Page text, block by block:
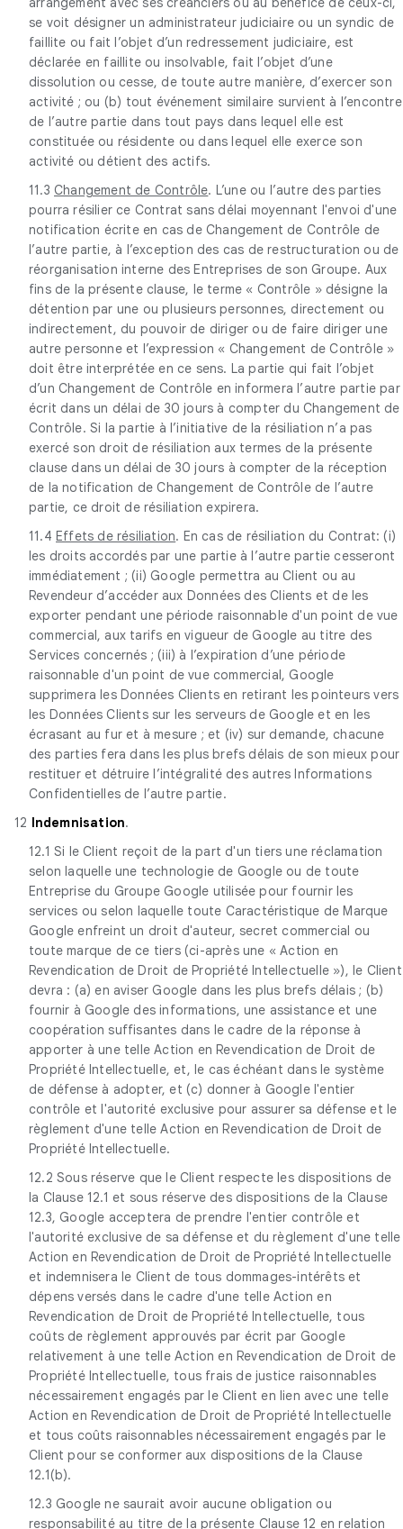
se voit désigner un administrateur judiciaire ou un syndic de
faillite ou fait l’objet d’un redressement judiciaire, est
déclarée en faillite ou insolvable, fait l’objet d’une
dissolution ou cesse, de toute autre manière, d’exercer son
activité ; ou (b) tout événement similaire survient à l’encontre
de l’autre partie dans tout pays dans lequel elle est
constituée ou résidente ou dans lequel elle exerce son
activité ou détient des actifs.
11.3 Changement de Contrôle. L’une ou l’autre des parties
pourra résilier ce Contrat sans délai moyennant l'envoi d'une
notification écrite en cas de Changement de Contrôle de
l’autre partie, à l’exception des cas de restructuration ou de
réorganisation interne des Entreprises de son Groupe. Aux
fins de la présente clause, le terme « Contrôle » désigne la
détention par une ou plusieurs personnes, directement ou
indirectement, du pouvoir de diriger ou de faire diriger une
autre personne et l’expression « Changement de Contrôle »
doit être interprétée en ce sens. La partie qui fait l’objet
d’un Changement de Contrôle en informera l’autre partie par
écrit dans un délai de 30 jours à compter du Changement de
Contrôle. Si la partie à l’initiative de la résiliation n’a pas
exercé son droit de résiliation aux termes de la présente
clause dans un délai de 30 jours à compter de la réception
de la notification de Changement de Contrôle de l’autre
partie, ce droit de résiliation expirera.
11.4 Effets de résiliation. En cas de résiliation du Contrat: (i)
les droits accordés par une partie à l’autre partie cesseront
immédiatement ; (ii) Google permettra au Client ou au
Revendeur d’accéder aux Données des Clients et de les
exporter pendant une période raisonnable d'un point de vue
commercial, aux tarifs en vigueur de Google au titre des
Services concernés ; (iii) à l’expiration d’une période
raisonnable d'un point de vue commercial, Google
supprimera les Données Clients en retirant les pointeurs vers
les Données Clients sur les serveurs de Google et en les
écrasant au fur et à mesure ; et (iv) sur demande, chacune
des parties fera dans les plus brefs délais de son mieux pour
restituer et détruire l’intégralité des autres Informations
Confidentielles de l’autre partie.
12 Indemnisation.
12.1 Si le Client reçoit de la part d'un tiers une réclamation
selon laquelle une technologie de Google ou de toute
Entreprise du Groupe Google utilisée pour fournir les
services ou selon laquelle toute Caractéristique de Marque
Google enfreint un droit d'auteur, secret commercial ou
toute marque de ce tiers (ci-après une « Action en
Revendication de Droit de Propriété Intellectuelle »), le Client
devra : (a) en aviser Google dans les plus brefs délais ; (b)
fournir à Google des informations, une assistance et une
coopération suffisantes dans le cadre de la réponse à
apporter à une telle Action en Revendication de Droit de
Propriété Intellectuelle, et, le cas échéant dans le système
de défense à adopter, et (c) donner à Google l'entier
contrôle et l'autorité exclusive pour assurer sa défense et le
règlement d'une telle Action en Revendication de Droit de
Propriété Intellectuelle.
12.2 Sous réserve que le Client respecte les dispositions de
la Clause 12.1 et sous réserve des dispositions de la Clause
12.3, Google acceptera de prendre l'entier contrôle et
l'autorité exclusive de sa défense et du règlement d'une telle
Action en Revendication de Droit de Propriété Intellectuelle
et indemnisera le Client de tous dommages-intérêts et
dépens versés dans le cadre d'une telle Action en
Revendication de Droit de Propriété Intellectuelle, tous
coûts de règlement approuvés par écrit par Google
relativement à une telle Action en Revendication de Droit de
Propriété Intellectuelle, tous frais de justice raisonnables
nécessairement engagés par le Client en lien avec une telle
Action en Revendication de Droit de Propriété Intellectuelle
et tous coûts raisonnables nécessairement engagés par le
Client pour se conformer aux dispositions de la Clause
12.1(b).
12.3 Google ne saurait avoir aucune obligation ou
responsabilité au titre de la présente Clause 12 en relation